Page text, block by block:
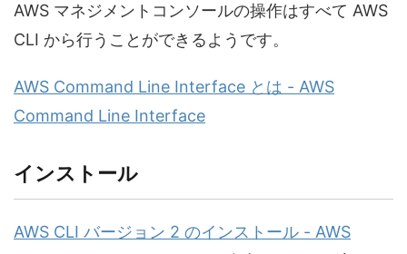
AWS マネジメントコンソールの操作はすべて AWS
CLI から行うことができるようです。
AWS Command Line Interface とは - AWS
Command Line Interface
インストール
AWS CLI バージョン 2 のインストール - AWS